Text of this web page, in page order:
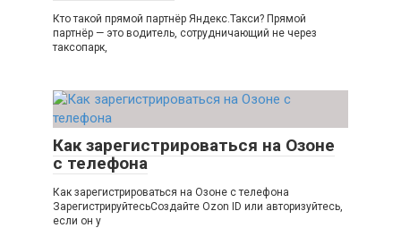
Кто такой прямой партнёр Яндекс.Такси? Прямой
партнёр — это водитель, сотрудничающий не через
таксопарк,
Как зарегистрироваться на Озоне
с телефона
Как зарегистрироваться на Озоне с телефона
ЗарегистрируйтесьСоздайте Ozon ID или авторизуйтесь,
если он у